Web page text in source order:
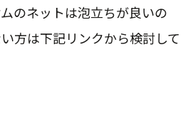
のネットは泡立ちが良いの
方は下記リンクから検討して